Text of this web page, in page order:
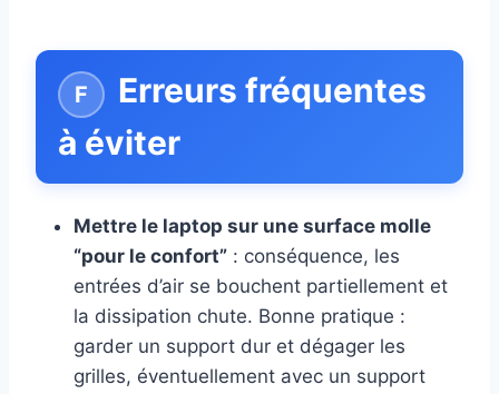
Erreurs fréquentes
à éviter
Mettre le laptop sur une surface molle
“pour le confort” : conséquence, les
entrées d’air se bouchent partiellement et
la dissipation chute. Bonne pratique :
garder un support dur et dégager les
grilles, éventuellement avec un support